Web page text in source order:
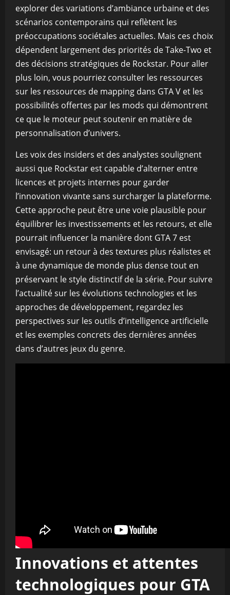
explorer des variations d’ambiance urbaine et des
scénarios contemporains qui reflètent les
préoccupations sociétales actuelles. Mais ces choix
dépendent largement des priorités de Take-Two et
des décisions stratégiques de Rockstar. Pour aller
plus loin, vous pourriez consulter les ressources
sur les ressources de mapping dans GTA V et les
possibilités offertes par les mods qui démontrent
ce que le moteur peut soutenir en matière de
personnalisation d’univers.
Les voix des insiders et des analystes soulignent
aussi que Rockstar est capable d’alterner entre
licences et projets internes pour garder
l’innovation vivante sans surcharger la plateforme.
Cette approche peut être une voie plausible pour
équilibrer les investissements et les retours, et elle
pourrait influencer la manière dont GTA 7 est
envisagé: un retour à des textures plus réalistes et
à une dynamique de monde plus dense tout en
préservant le style distinctif de la série. Pour suivre
l’actualité sur les évolutions technologies et les
approches de développement, regardez les
perspectives sur les outils d’intelligence artificielle
et les exemples concrets des dernières années
dans d’autres jeux du genre.
Innovations et attentes
technologiques pour GTA